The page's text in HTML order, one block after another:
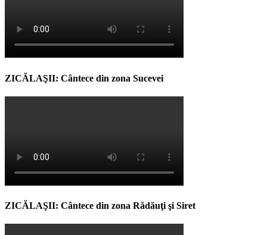
ZICĂLAŞII: Cântece din zona Sucevei
ZICĂLAŞII: Cântece din zona Rădăuţi şi Siret